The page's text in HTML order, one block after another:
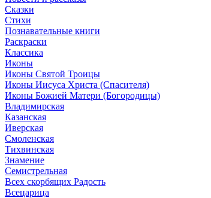
Сказки
Стихи
Познавательные книги
Раскраски
Классика
Иконы
Иконы Святой Троицы
Иконы Иисуса Христа (Спасителя)
Иконы Божией Матери (Богородицы)
Владимирская
Казанская
Иверская
Смоленская
Тихвинская
Знамение
Семистрельная
Всех скорбящих Радость
Всецарица